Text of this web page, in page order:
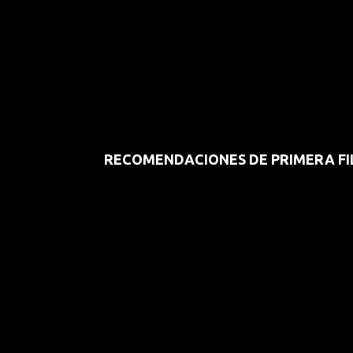
RECOMENDACIONES DE PRIMERA